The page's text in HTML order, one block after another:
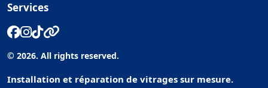
Services
© 2026. All rights reserved.
Installation et réparation de vitrages sur mesure.